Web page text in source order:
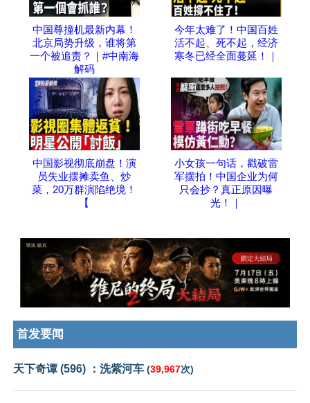
中国尊撞机最新内幕！
北京局势升级，谁将第
一个被追责？｜#中南海
解码
今年太难了！中国百姓
活不起、死不起，经济
寒冬已经全面蔓延！｜
中国影视彻底崩盘！演
员失业摆摊卖鱼、炒
菜，20万群演陷绝境！
【
小女孩一句话，戳破雷
军摆拍！中国企业为何
只会抄？真正原因曝
光！｜
首发要闻
天下奇谭 (596) ：洗紫河车 (39,967次)